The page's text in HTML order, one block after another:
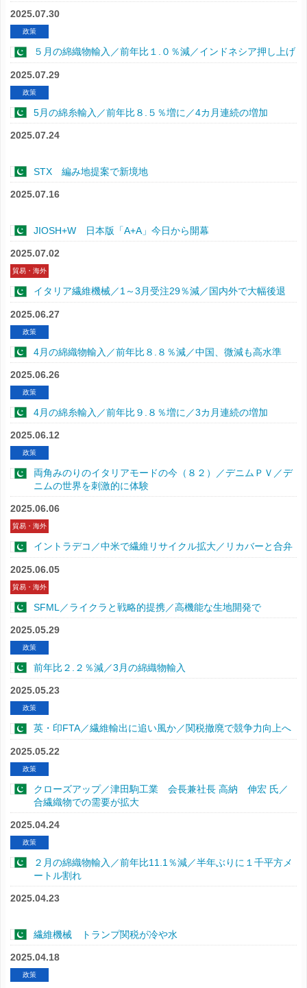
2025.07.30
政策
５月の綿織物輸入／前年比１.０％減／インドネシア押し上げ
2025.07.29
政策
5月の綿糸輸入／前年比８.５％増に／4カ月連続の増加
2025.07.24
STX 編み地提案で新境地
2025.07.16
JIOSH+W 日本版「A+A」今日から開幕
2025.07.02
貿易・海外
イタリア繊維機械／1～3月受注29％減／国内外で大幅後退
2025.06.27
政策
4月の綿織物輸入／前年比８.８％減／中国、微減も高水準
2025.06.26
政策
4月の綿糸輸入／前年比９.８％増に／3カ月連続の増加
2025.06.12
政策
両角みのりのイタリアモードの今（８２）／デニムＰＶ／デ
ニムの世界を刺激的に体験
2025.06.06
貿易・海外
イントラデコ／中米で繊維リサイクル拡大／リカバーと合弁
2025.06.05
貿易・海外
SFML／ライクラと戦略的提携／高機能な生地開発で
2025.05.29
政策
前年比２.２％減／3月の綿織物輸入
2025.05.23
政策
英・印FTA／繊維輸出に追い風か／関税撤廃で競争力向上へ
2025.05.22
政策
クローズアップ／津田駒工業 会長兼社長 高納 伸宏 氏／
合繊織物での需要が拡大
2025.04.24
政策
２月の綿織物輸入／前年比11.1％減／半年ぶりに１千平方メ
ートル割れ
2025.04.23
繊維機械 トランプ関税が冷や水
2025.04.18
政策